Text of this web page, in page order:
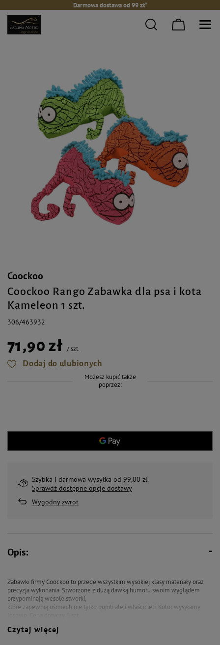
Darmowa dostawa od 99 zł*
Coockoo
Coockoo Rango Zabawka dla psa i kota
Kameleon 1 szt.
306/463932
71,90 zł /szt.
Dodaj do ulubionych
Możesz kupić także
poprzez:
Szybka i darmowa wysyłka od 99,00 zł.
Sprawdź dostępne opcje dostawy
Wygodny zwrot
Opis:
Zabawki firmy Coockoo to przede wszystkim wysokiej klasy materiały oraz
precyzja wykonania. Stworzone z dużą dawką humoru swoim wyglądem
przypominają wesołe stworki,
które zapewnią uśmiech nie tylko pupili ale i właścicieli. Kolor wysyłamy
Wymiary: 29 x 12 x 10cm
Czytaj więcej